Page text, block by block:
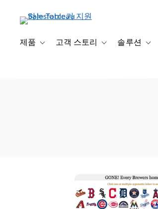
제품 Toggle sub-navigation for 제품
고객 스토리 Toggle sub-
솔루션